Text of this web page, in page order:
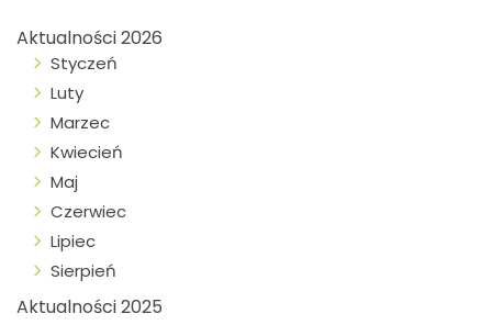
Aktualności 2026
Styczeń
Luty
Marzec
Kwiecień
Maj
Czerwiec
Lipiec
Sierpień
Aktualności 2025